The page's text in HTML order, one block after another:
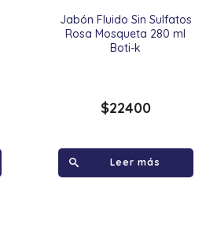
Jabón Fluido Sin Sulfatos
Rosa Mosqueta 280 ml
Boti-k
$22400
Leer más